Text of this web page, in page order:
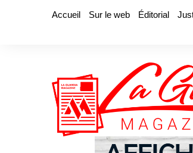
Accueil Sur le web Éditorial